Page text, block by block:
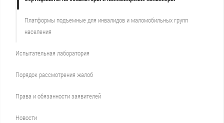
Платформы подъемные для инвалидов и маломобильных групп
населения
Испытательная лаборатория
Порядок рассмотрения жалоб
Права и обязанности заявителей
Новости